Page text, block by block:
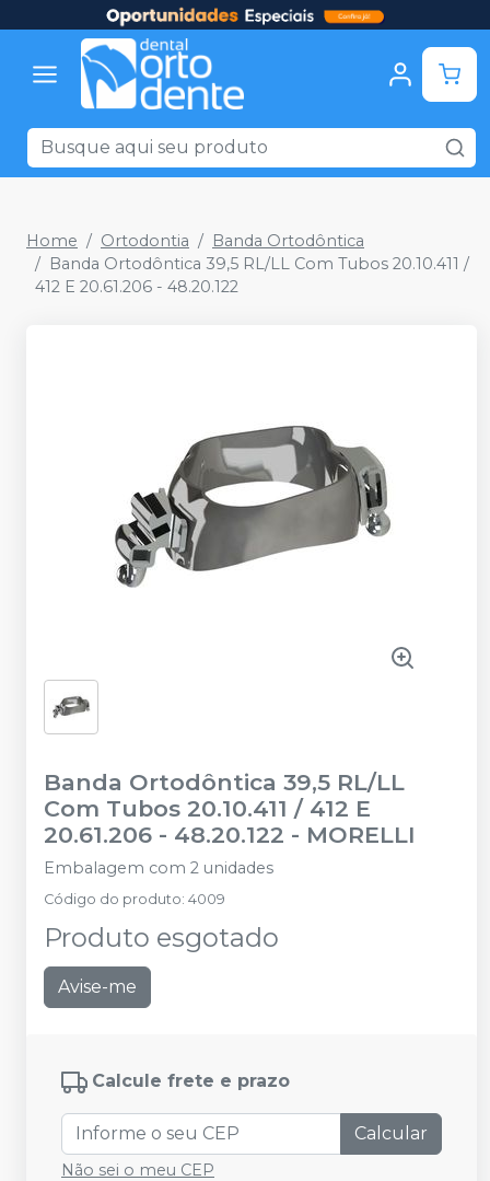
Home Ortodontia
Banda Ortodôntica
Banda Ortodôntica 39,5 RL/LL Com Tubos 20.10.411 /
412 E 20.61.206 - 48.20.122
Banda Ortodôntica 39,5 RL/LL
Com Tubos 20.10.411 / 412 E
20.61.206 - 48.20.122 - MORELLI
Embalagem com 2 unidades
Código do produto: 4009
Produto esgotado
Avise-me
Calcule frete e prazo
Calcular
Não sei o meu CEP